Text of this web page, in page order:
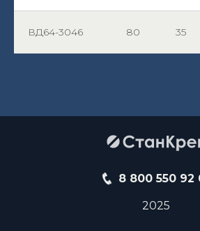
ВД64-3046 80 35
2025
8 800 550 92